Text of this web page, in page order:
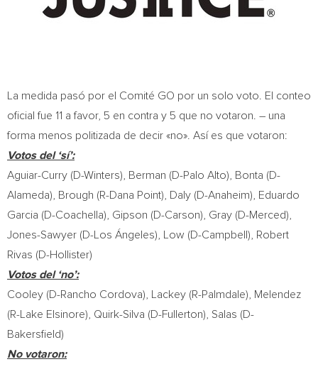
La medida pasó por el Comité GO por un solo voto. El conteo
oficial fue 11 a favor, 5 en contra y 5 que no votaron. – una
forma menos politizada de decir «no». Así es que votaron:
Votos del ‘sí’:
Aguiar-Curry (D-Winters), Berman (D-Palo Alto), Bonta (D-
Alameda), Brough (R-Dana Point), Daly (D-Anaheim),
Eduardo
Garcia (D-Coachella), Gipson (D-Carson), Gray (D-Merced),
Jones-Sawyer (D-Los Ángeles), Low (D-Campbell ),
Robert
Rivas (D-Hollister)
Votos del ‘no’:
Cooley (D-Rancho Cordova), Lackey (R-Palmdale), Melendez
(R- Lake Elsinore), Quirk-Silva (D-Fullerton), Salas (D-
Bakersfield)
No votaron: